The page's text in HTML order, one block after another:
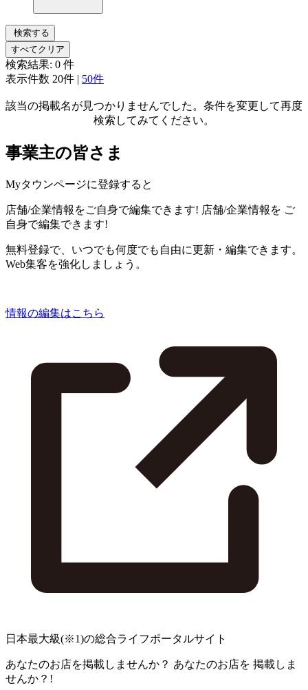
検索する
すべてクリア
検索結果: 0 件
表示件数 20件 | 50件
該当の掲載名が見つかりませんでした。条件を変更して再度
検索してみてください。
事業主の皆さま
Myタウンページに登録すると
店舗/企業情報をご自身で編集できます! 店舗/企業情報を ご
自身で編集できます!
無料登録で、いつでも何度でも自由に更新・編集できます。
Web集客を強化しましょう。
情報の編集はこちら
日本最大級(※1)の総合ライフポータルサイト
あなたのお店を掲載しませんか？ あなたのお店を 掲載しま
せんか？!